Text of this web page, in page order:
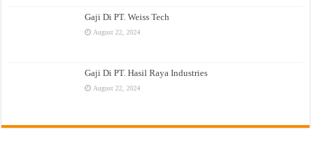
Gaji Di PT. Weiss Tech
August 22, 2024
Gaji Di PT. Hasil Raya Industries
August 22, 2024